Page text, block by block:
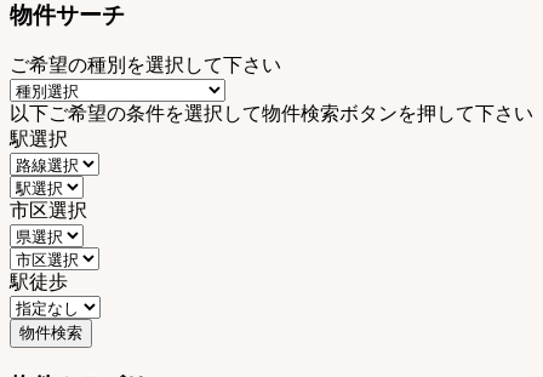
物件サーチ
ご希望の種別を選択して下さい
以下ご希望の条件を選択して物件検索ボタンを押して下さい
駅選択
市区選択
駅徒歩